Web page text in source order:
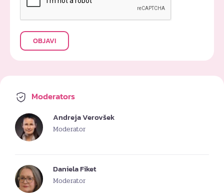
OBJAVI
Moderators
Andreja Verovšek
Moderator
Daniela Fiket
Moderator